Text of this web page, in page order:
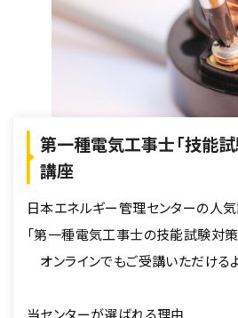
第一種電気工事士「技能試
講座
日本エネルギー管理センターの人気
「第一種電気工事士の技能試験対策
オンラインでもご受講いただける
当センターが選ばれる理由